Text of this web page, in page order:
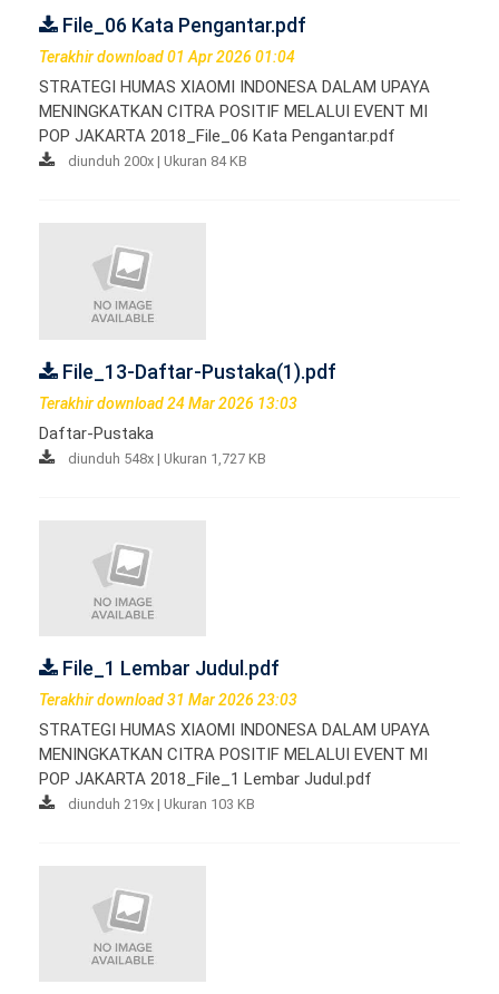
File_06 Kata Pengantar.pdf
Terakhir download 01 Apr 2026 01:04
STRATEGI HUMAS XIAOMI INDONESA DALAM UPAYA
MENINGKATKAN CITRA POSITIF MELALUI EVENT MI
POP JAKARTA 2018_File_06 Kata Pengantar.pdf
diunduh 200x | Ukuran 84 KB
File_13-Daftar-Pustaka(1).pdf
Terakhir download 24 Mar 2026 13:03
Daftar-Pustaka
diunduh 548x | Ukuran 1,727 KB
File_1 Lembar Judul.pdf
Terakhir download 31 Mar 2026 23:03
STRATEGI HUMAS XIAOMI INDONESA DALAM UPAYA
MENINGKATKAN CITRA POSITIF MELALUI EVENT MI
POP JAKARTA 2018_File_1 Lembar Judul.pdf
diunduh 219x | Ukuran 103 KB